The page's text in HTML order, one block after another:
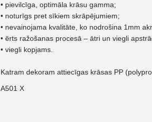
• pievilcīga, optimāla krāsu gamma;
• noturīgs pret sīkiem skrāpējumiem;
• nevainojama kvalitāte, ko nodrošina 1mm
• ērts ražošanas procesā – ātri un viegli
• viegli kopjams.
Katram dekoram attiecīgas krāsas PP
A501 X